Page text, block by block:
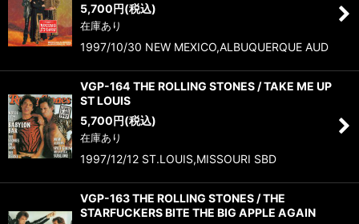
5,700円(税込)
在庫あり
1997/10/30 NEW MEXICO,ALBUQUERQUE AUD
VGP-164 THE ROLLING STONES / TAKE ME UP
ST LOUIS
5,700円(税込)
在庫あり
1997/12/12 ST.LOUIS,MISSOURI SBD
VGP-163 THE ROLLING STONES / THE
STARFUCKERS BITE THE BIG APPLE AGAIN